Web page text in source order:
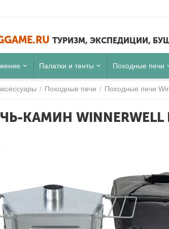
ТУРИЗМ, ЭКСПЕДИЦИИ,
Палатки и тенты Походные печи
/ Походные печи / Походные печи
КАМИН WINNERWELL
НА